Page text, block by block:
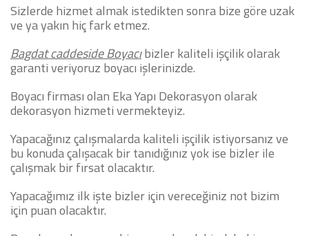
Sizlerde hizmet almak istedikten sonra bize göre uzak
ve ya yakın hiç fark etmez.
Bagdat caddeside Boyacıbizler kaliteli işçilik olarak
garanti veriyoruz boyacı işlerinizde.
Boyacı firması olan Eka Yapı Dekorasyon olarak
dekorasyon hizmeti vermekteyiz.
Yapacağınız çalışmalarda kaliteli işçilik istiyorsanız ve
bu konuda çalışacak bir tanıdığınız yok ise bizler ile
çalışmak bir fırsat olacaktır.
Yapacağımız ilk işte bizler için vereceğiniz not bizim
için puan olacaktır.